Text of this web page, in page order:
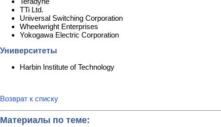
TTi Ltd.
Universal Switching Corporation
Wheelwright Enterprises
Yokogawa Electric Corporation
Университеты
Harbin Institute of Technology
Возврат к списку
Материалы по теме: